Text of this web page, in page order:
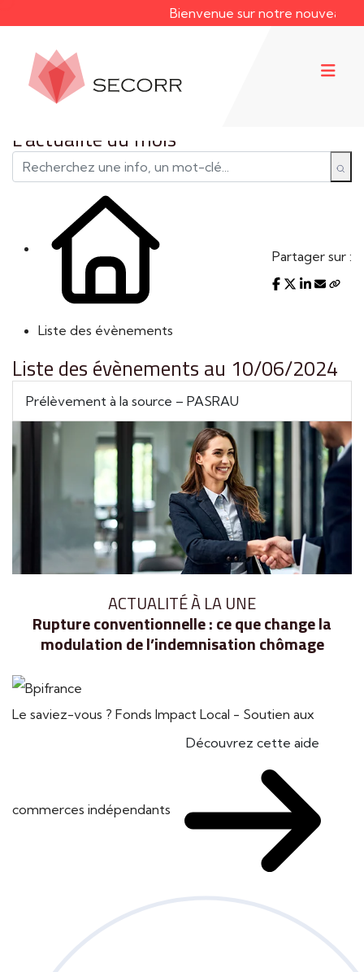
Bienvenue sur notre nouveau site
L'actualité du mois
Liste des évènements
Partager sur :
Liste des évènements au 10/06/2024
Prélèvement à la source – PASRAU
ACTUALITÉ À LA UNE
Rupture conventionnelle : ce que change la
modulation de l’indemnisation chômage
Le saviez-vous ? Fonds Impact Local - Soutien aux
commerces indépendants
Découvrez cette aide